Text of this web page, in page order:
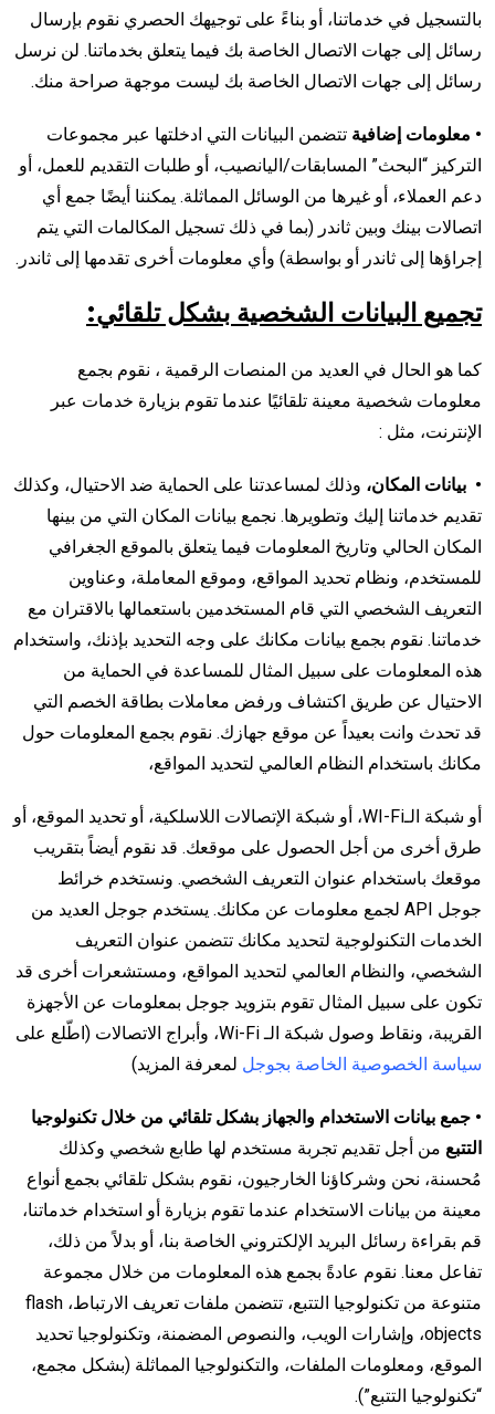
بالتسجيل في خدماتنا، أو بناءً على توجيهك الحصري نقوم بإرسال
رسائل إلى جهات الاتصال الخاصة بك فيما يتعلق بخدماتنا. لن نرسل
رسائل إلى جهات الاتصال الخاصة بك ليست موجهة صراحة منك.
• معلومات إضافية تتضمن البيانات التي ادخلتها عبر مجموعات
التركيز “البحث” المسابقات/اليانصيب، أو طلبات التقديم للعمل، أو
دعم العملاء، أو غيرها من الوسائل المماثلة. يمكننا أيضًا جمع أي
اتصالات بينك وبين ثاندر (بما في ذلك تسجيل المكالمات التي يتم
إجراؤها إلى ثاندر أو بواسطة) وأي معلومات أخرى تقدمها إلى ثاندر.
تجميع البيانات الشخصية بشكل تلقائي:
كما هو الحال في العديد من المنصات الرقمية ، نقوم بجمع
معلومات شخصية معينة تلقائيًا عندما تقوم بزيارة خدمات عبر
الإنترنت، مثل :
• بيانات المكان، وذلك لمساعدتنا على الحماية ضد الاحتيال، وكذلك
تقديم خدماتنا إليك وتطويرها. نجمع بيانات المكان التي من بينها
المكان الحالي وتاريخ المعلومات فيما يتعلق بالموقع الجغرافي
للمستخدم، ونظام تحديد المواقع، وموقع المعاملة، وعناوين
التعريف الشخصي التي قام المستخدمين باستعمالها بالاقتران مع
خدماتنا. نقوم بجمع بيانات مكانك على وجه التحديد بإذنك، واستخدام
هذه المعلومات على سبيل المثال للمساعدة في الحماية من
الاحتيال عن طريق اكتشاف ورفض معاملات بطاقة الخصم التي
قد تحدث وانت بعيداً عن موقع جهازك. نقوم بجمع المعلومات حول
مكانك باستخدام النظام العالمي لتحديد المواقع،
أو شبكة الـWI-Fi، أو شبكة الإتصالات اللاسلكية، أو تحديد الموقع، أو
طرق أخرى من أجل الحصول على موقعك. قد نقوم أيضاً بتقريب
موقعك باستخدام عنوان التعريف الشخصي. ونستخدم خرائط
جوجل API لجمع معلومات عن مكانك. يستخدم جوجل العديد من
الخدمات التكنولوجية لتحديد مكانك تتضمن عنوان التعريف
الشخصي، والنظام العالمي لتحديد المواقع، ومستشعرات أخرى قد
تكون على سبيل المثال تقوم بتزويد جوجل بمعلومات عن الأجهزة
القريبة، ونقاط وصول شبكة الـ Wi-Fi، وأبراج الاتصالات (اطّلع على
سياسة الخصوصية الخاصة بجوجل لمعرفة المزيد)
• جمع بيانات الاستخدام والجهاز بشكل تلقائي من خلال تكنولوجيا
التتبع من أجل تقديم تجربة مستخدم لها طابع شخصي وكذلك
مُحسنة، نحن وشركاؤنا الخارجيون، نقوم بشكل تلقائي بجمع أنواع
معينة من بيانات الاستخدام عندما تقوم بزيارة أو استخدام خدماتنا،
قم بقراءة رسائل البريد الإلكتروني الخاصة بنا، أو بدلاً من ذلك،
تفاعل معنا. نقوم عادةً بجمع هذه المعلومات من خلال مجموعة
متنوعة من تكنولوجيا التتبع، تتضمن ملفات تعريف الارتباط، flash
objects، وإشارات الويب، والنصوص المضمنة، وتكنولوجيا تحديد
الموقع، ومعلومات الملفات، والتكنولوجيا المماثلة (بشكل مجمع،
“تكنولوجيا التتبع”).